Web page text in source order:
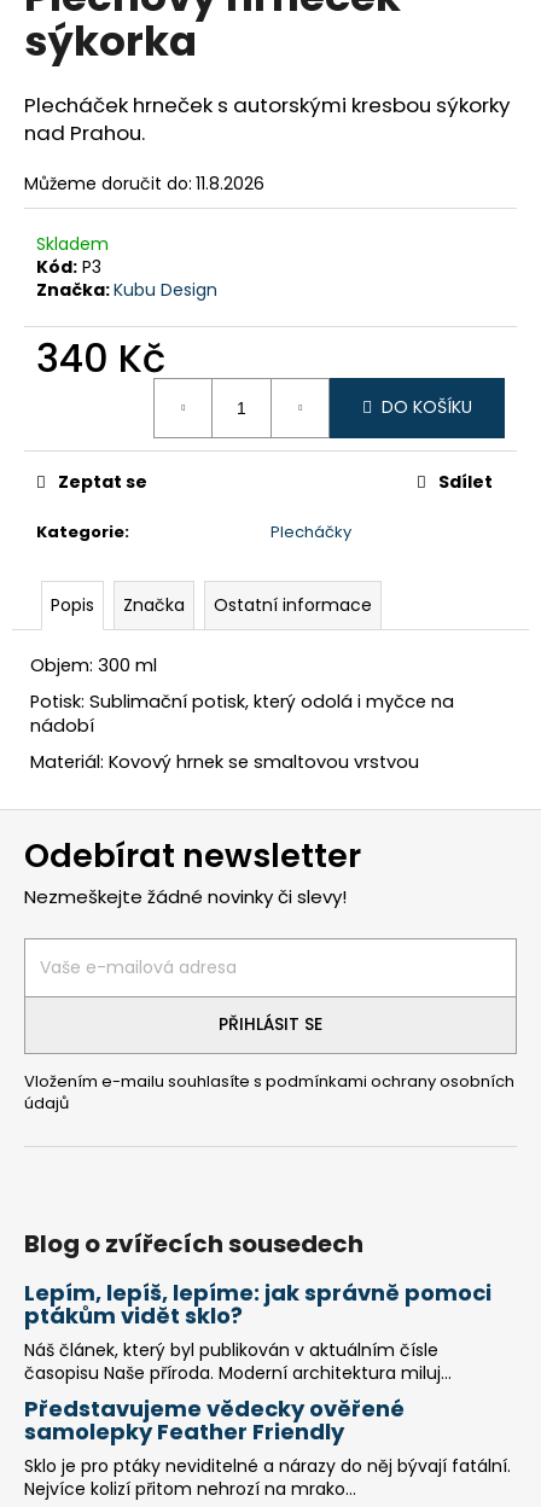
z
hvězdiček.
sýkorka
Plecháček hrneček s autorskými kresbou sýkorky
nad Prahou.
Můžeme doručit do: 11.8.2026
Skladem
Kód: P3
Značka:Kubu Design
340 Kč
DO KOŠÍKU
Kategorie: Plecháčky
Zeptat se Sdílet
Popis Značka Ostatní informace
Objem: 300 ml
Potisk: Sublimační potisk, který odolá i myčce na
nádobí
Materiál: Kovový hrnek se smaltovou vrstvou
a
j
í
t
u
č
e
m
e
Z
Odebírat newsletter
Nezmeškejte žádné novinky či slevy!
PŘIHLÁSIT SE
Vložením e-mailu souhlasíte s podmínkami ochrany osobních
údajů
Blog o zvířecích sousedech
Lepím, lepíš, lepíme: jak správně pomoci
ptákům vidět sklo?
Náš článek, který byl publikován v aktuálním čísle
časopisu Naše příroda. Moderní architektura miluj...
Představujeme vědecky ověřené
samolepky Feather Friendly
Sklo je pro ptáky neviditelné a nárazy do něj bývají fatální.
Nejvíce kolizí přitom nehrozí na mrako...